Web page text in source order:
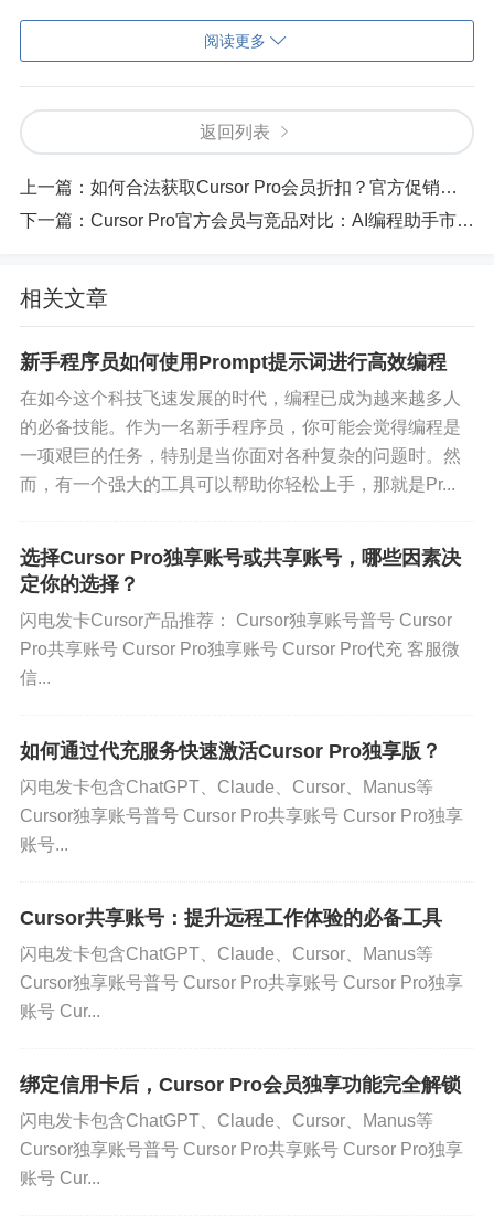
名，得手动全局搜索替换，现在只要右键选择"重命
名"，所有引用点都会自动更新，连注释里的函数名
都会被智能识别。最夸张的是上周修改一个老旧项
目的API接口，Cursor Pro不仅帮我更新了调用代
码，还顺带修正了配套的TypeScript类型定义，整个
过程只用了15秒。
多人协作时有个隐藏神器——实时协同编辑。我们
在我的代码上添加批注或修改建议，所有变动都会
改不同文件的问题，效率比来回发代码片段高太多
了。不过要注意网络稳定性，偶尔会出现同步延迟
的情况。
说到调试，内置的调试器让我彻底告别了Chrome D
调用堆栈、监控变量变化，还能可视化展示数据
流。处理复杂bug时，我习惯用它的"时间旅行调
试"功能回放代码执行过程，比console.log大法直观
十倍。唯一的小遗憾是对某些冷门框架的支持还不
够完善。
性能优化方面，会员版解锁的"代码分析"工具帮了大
忙。它会用色块标注出可能存在性能问题的代码
段，比如未做缓存的循环计算、重复渲染的React组
件等。我的一个项目经过它的提示优化后，首屏加
这是"防秃头警报器"。
当然也有需要适应的地方。初期最大的挑战是快捷
键体系完全不同，我花了三天才改掉肌肉记忆。它
不如直接敲命令快，但习惯后发现这种交互方式反
而更符合思维流。
插件生态目前还不如VS Code丰富，但官方精选的5
阅读更多
返回列表
上一篇： 如何合法获取Cursor Pro会员折扣？官方促销活动追踪
下一篇： Cursor Pro官方会员与竞品对比：AI编程助手市场全景分析
相关文章
新手程序员如何使用Prompt提示词进行高效编程
在如今这个科技飞速发展的时代，编程已成为越来越多人
的必备技能。作为一名新手程序员，你可能会觉得编程是
一项艰巨的任务，特别是当你面对各种复杂的问题时。然
而，有一个强大的工具可以帮助你轻松上手，那就是Pr...
选择Cursor Pro独享账号或共享账号，哪些因素决
定你的选择？
闪电发卡Cursor产品推荐： Cursor独享账号普号 Cursor
Pro共享账号 Cursor Pro独享账号 Cursor Pro代充 客服微
信...
如何通过代充服务快速激活Cursor Pro独享版？
闪电发卡包含ChatGPT、Claude、Cursor、Manus等
Cursor独享账号普号 Cursor Pro共享账号 Cursor Pro独享
账号...
Cursor共享账号：提升远程工作体验的必备工具
闪电发卡包含ChatGPT、Claude、Cursor、Manus等
Cursor独享账号普号 Cursor Pro共享账号 Cursor Pro独享
账号 Cur...
绑定信用卡后，Cursor Pro会员独享功能完全解锁
闪电发卡包含ChatGPT、Claude、Cursor、Manus等
Cursor独享账号普号 Cursor Pro共享账号 Cursor Pro独享
账号 Cur...